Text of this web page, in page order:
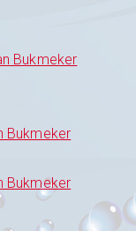
Bukmeker
Bukmeker
Bukmeker